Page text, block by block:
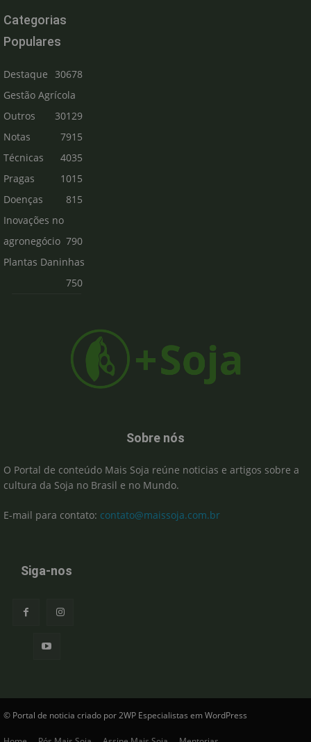
Categorias
Populares
Destaque
30678
Gestão Agrícola
30129
Outros
7915
Notas
Técnicas
4035
Pragas
1015
Doenças
815
Inovações no
agronegócio 790
Plantas Daninhas
750
Sobre nós
O Portal de conteúdo Mais Soja reúne noticias e artigos sobre a
cultura da Soja no Brasil e no Mundo.
E-mail para contato: contato@maissoja.com.br
Siga-nos
© Portal de noticia criado por 2WP Especialistas em WordPress